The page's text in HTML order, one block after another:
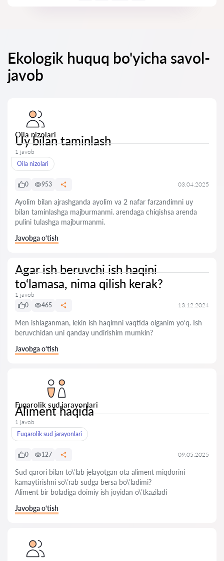
Ekologik huquq bo'yicha savol-
javob
Oila nizolari
Uy bilan taminlash
1 javob
Oila nizolari
0 953 03.04.2025
Ayolim bilan ajrashganda ayolim va 2 nafar farzandimni uy
bilan taminlashga majburmanmi. arendaga chiqishsa arenda
pulini tulashga majburmanmi.
Javobga o‘tish
Agar ish beruvchi ish haqini
to‘lamasa, nima qilish kerak?
1 javob
0
465 13.12.2024
Men ishlaganman, lekin ish haqimni vaqtida olganim yo‘q. Ish
beruvchidan uni qanday undirishim mumkin?
Javobga o‘tish
Fuqarolik sud jarayonlari
Aliment haqida
1 javob
Fuqarolik sud jarayonlari
0 127 09.05.2025
Sud qarori bilan to\’lab jelayotgan ota aliment miqdorini
kamaytirishni so\’rab sudga bersa bo\’ladimi?
Aliment bir boladiga doimiy ish joyidan o\’tkaziladi
Javobga o‘tish